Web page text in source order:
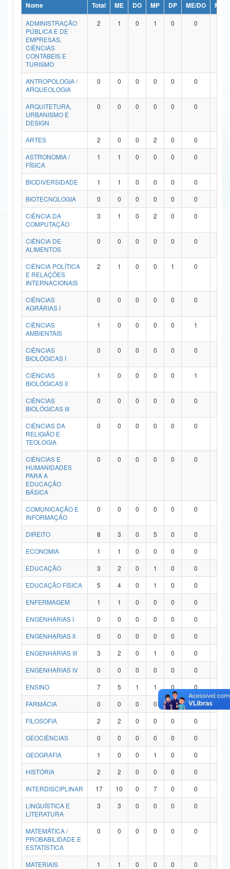
Ministério da Ciência, Tecnologia, Inovações e Comunicações
Ministério do Meio Ambiente
Ministério do Turismo
Ministério do Desenvolvimento Regional
Controladoria-Geral da União
Ministério da Mulher, da Família e dos Direitos Humanos
Secretaria de Governo
Advocacia-Geral da União
Banco Central do Brasil
Nome Total ME DO MP DP ME/DO
MP/
ADMINISTRAÇÃO
PÚBLICA E DE
EMPRESAS,
CIÊNCIAS
CONTÁBEIS E
TURISMO
2 1 0 1 0 0
ANTROPOLOGIA /
ARQUEOLOGIA
0 0 0 0 0 0
ARQUITETURA,
URBANISMO E
DESIGN
0 0 0 0 0 0
ARTES 2 0 0 2 0 0
ASTRONOMIA /
FÍSICA
1 1 0 0 0 0
BIODIVERSIDADE 1 1 0 0 0 0
BIOTECNOLOGIA
0 0 0 0 0 0
CIÊNCIA DA
COMPUTAÇÃO
3 1 0 2 0 0
CIÊNCIA DE
ALIMENTOS
0 0 0 0 0 0
CIÊNCIA POLÍTICA
E RELAÇÕES
INTERNACIONAIS
2 1 0 0 1 0
CIÊNCIAS
AGRÁRIAS I
0 0 0 0 0 0
CIÊNCIAS
AMBIENTAIS
1 0 0 0 0 1
CIÊNCIAS
BIOLÓGICAS I
0 0 0 0 0 0
CIÊNCIAS
BIOLÓGICAS II
1 0 0 0 0 1
CIÊNCIAS
BIOLÓGICAS III
0 0 0 0 0 0
CIÊNCIAS DA
RELIGIÃO E
TEOLOGIA
0 0 0 0 0 0
CIÊNCIAS E
HUMANIDADES
PARA A
EDUCAÇÃO
BÁSICA
0 0 0 0 0 0
COMUNICAÇÃO E
INFORMAÇÃO
0 0 0 0 0 0
DIREITO 8 3 0 5 0 0
ECONOMIA
1 1 0 0 0 0
EDUCAÇÃO
3 2 0 1 0 0
EDUCAÇÃO FÍSICA
5 4 0 1 0 0
ENFERMAGEM
1 1 0 0 0 0
ENGENHARIAS I
0 0 0 0 0 0
ENGENHARIAS II
0 0 0 0 0 0
ENGENHARIAS III
3 2 0 1 0 0
ENGENHARIAS IV
0 0 0 0 0 0
ENSINO
7 5 1 1 0 0
FARMÁCIA
0 0 0 0 0 0
FILOSOFIA
2 2 0 0 0 0
GEOCIÊNCIAS
0 0 0 0 0 0
GEOGRAFIA
1 0 0 1 0 0
HISTÓRIA
2 2 0 0 0 0
INTERDISCIPLINAR
17 10 0 7 0 0
LINGUÍSTICA E
LITERATURA
3 3 0 0 0 0
MATEMÁTICA /
PROBABILIDADE E
ESTATÍSTICA
0 0 0 0 0 0
MATERIAIS 1 1 0 0 0 0